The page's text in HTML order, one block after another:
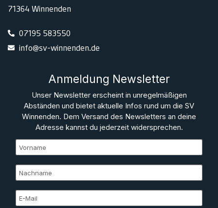
71364 Winnenden
07195 583550
info@sv-winnenden.de
Anmeldung Newsletter
Unser Newsletter erscheint in unregelmäßigen
Abständen und bietet aktuelle Infos rund um die SV
Winnenden. Dem Versand des Newsletters an deine
Adresse kannst du jederzeit widersprechen.